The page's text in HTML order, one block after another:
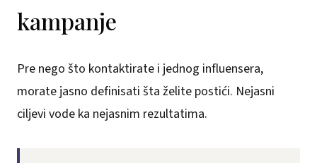
kampanje
Pre nego što kontaktirate i jednog influensera,
morate jasno definisati šta želite postići. Nejasni
ciljevi vode ka nejasnim rezultatima.